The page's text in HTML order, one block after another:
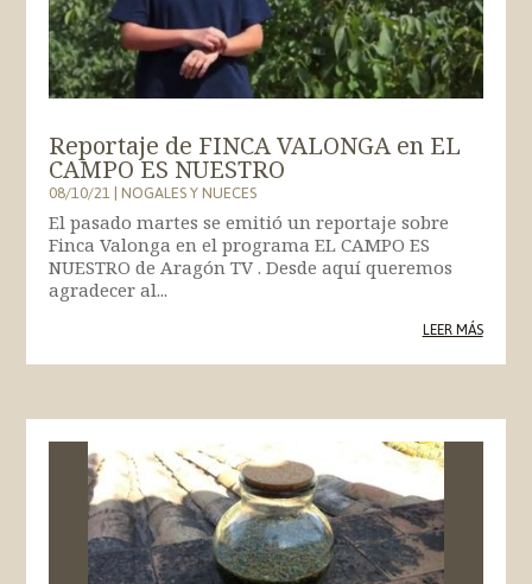
Reportaje de FINCA VALONGA en EL
CAMPO ES NUESTRO
08/10/21|NOGALES Y NUECES
El pasado martes se emitió un reportaje sobre
Finca Valonga en el programa EL CAMPO ES
NUESTRO de Aragón TV . Desde aquí queremos
agradecer al...
LEER MÁS